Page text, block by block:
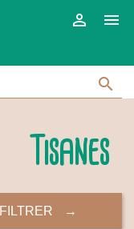



Tisanes
FILTRER